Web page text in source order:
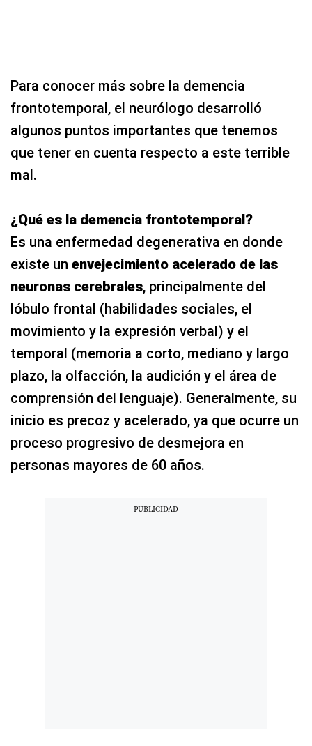
Para conocer más sobre la demencia
frontotemporal, el neurólogo desarrolló
algunos puntos importantes que tenemos
que tener en cuenta respecto a este terrible
mal.
¿Qué es la demencia frontotemporal?
Es una enfermedad degenerativa en donde
existe un envejecimiento acelerado de las
neuronas cerebrales, principalmente del
lóbulo frontal (habilidades sociales, el
movimiento y la expresión verbal) y el
temporal (memoria a corto, mediano y largo
plazo, la olfacción, la audición y el área de
comprensión del lenguaje). Generalmente, su
inicio es precoz y acelerado, ya que ocurre un
proceso progresivo de desmejora en
personas mayores de 60 años.